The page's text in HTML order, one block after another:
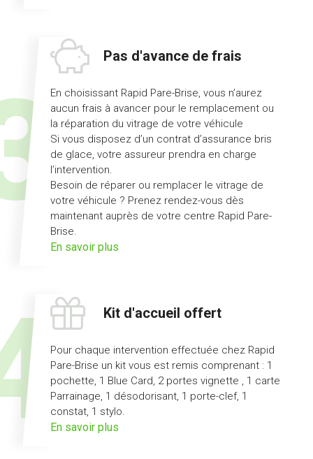
Pas d'avance de frais
En choisissant Rapid Pare-Brise, vous n’aurez
aucun frais à avancer pour le remplacement ou
la réparation du vitrage de votre véhicule
Si vous disposez d’un contrat d’assurance bris
de glace, votre assureur prendra en charge
l’intervention.
Besoin de réparer ou remplacer le vitrage de
votre véhicule ? Prenez rendez-vous dès
maintenant auprès de votre centre Rapid Pare-
Brise.
En savoir plus
de
Kit d'accueil offert
Pour chaque intervention effectuée chez Rapid
Pare-Brise un kit vous est remis comprenant : 1
pochette, 1 Blue Card, 2 portes vignette , 1 carte
Parrainage, 1 désodorisant, 1 porte-clef, 1
constat, 1 stylo.
En savoir plus